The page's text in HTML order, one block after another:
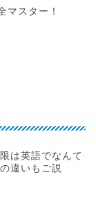
マスター！
は英語でなんて
違いもご説